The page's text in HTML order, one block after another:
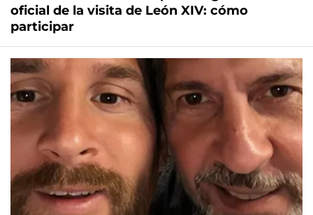
oficial de la visita de León XIV: cómo
participar